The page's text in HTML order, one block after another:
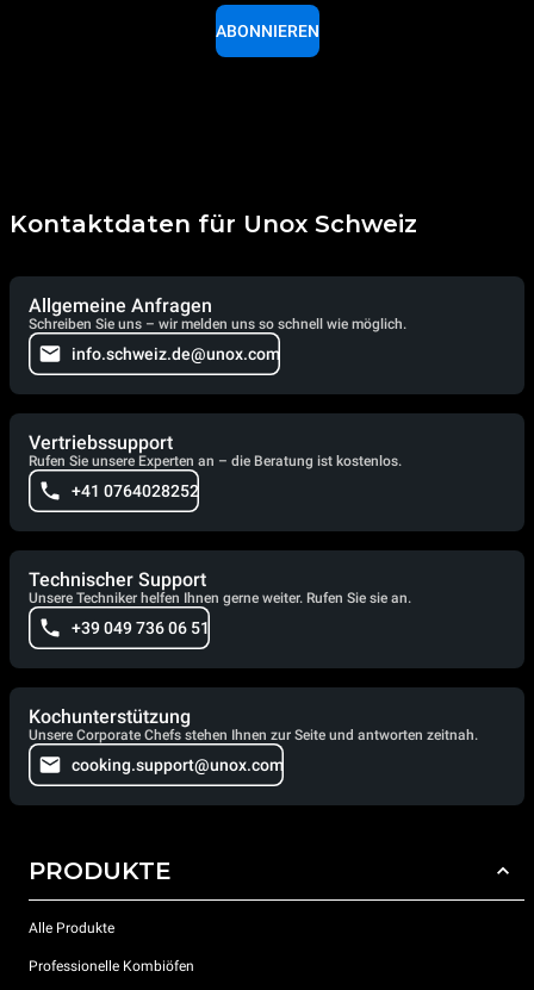
ABONNIEREN
Kontaktdaten für Unox Schweiz
Allgemeine Anfragen
Schreiben Sie uns – wir melden uns so schnell wie möglich.
info.schweiz.de@unox.com
Vertriebssupport
Rufen Sie unsere Experten an – die Beratung ist kostenlos.
+41 0764028252
Technischer Support
Unsere Techniker helfen Ihnen gerne weiter. Rufen Sie sie an.
+39 049 736 06 51
Kochunterstützung
Unsere Corporate Chefs stehen Ihnen zur Seite und antworten zeitnah.
cooking.support@unox.com
PRODUKTE
Alle Produkte
Professionelle Kombiöfen